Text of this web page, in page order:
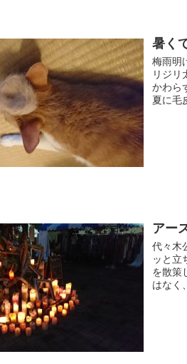
暑く
梅雨明
リジリ
かわら
夏に毛
アー
代々木
ッと立
を散策
はなく